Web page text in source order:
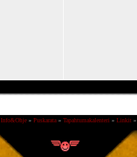
Info&Ohje» Puskarata» Tapahtumakalenteri » Linkit»